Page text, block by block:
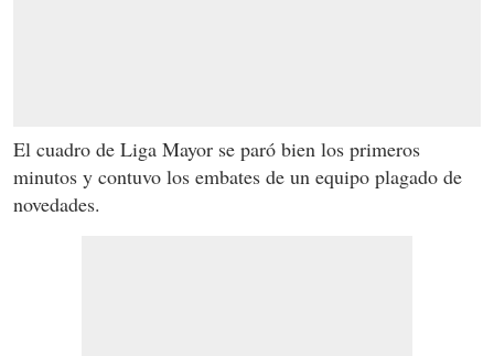
El cuadro de Liga Mayor se paró bien los primeros
minutos y contuvo los embates de un equipo plagado de
novedades.